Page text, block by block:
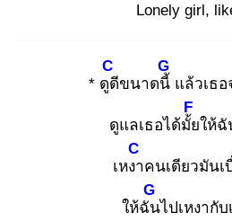
Lonely girl,
* ดูดี
C
ขนาดนี้
G
แล้วเธอ
ดูแลเธอได้มั้ย
F
ให้ฉั
เหงา
C
คนเดียวมันเ
ให้ฉัน
G
ไปเหงากับ